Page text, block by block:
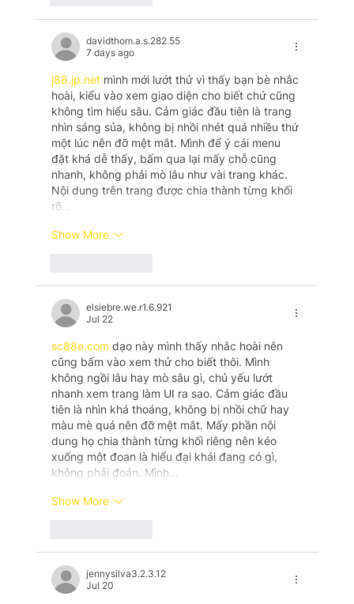
davidthom.a.s.282.55
7 days ago
j88.jp.net mình mới lướt thử vì thấy bạn bè nhắc
hoài, kiểu vào xem giao diện cho biết chứ cũng
không tìm hiểu sâu. Cảm giác đầu tiên là trang
nhìn sáng sủa, không bị nhồi nhét quá nhiều thứ
một lúc nên đỡ mệt mắt. Mình để ý cái menu
đặt khá dễ thấy, bấm qua lại mấy chỗ cũng
nhanh, không phải mò lâu như vài trang khác.
Nội dung trên trang được chia thành từng khối
rõ…
Show More
elsiebre.we.r1.6.921
Jul 22
sc88e.com dạo này mình thấy nhắc hoài nên
cũng bấm vào xem thử cho biết thôi. Mình
không ngồi lâu hay mò sâu gì, chủ yếu lướt
nhanh xem trang làm UI ra sao. Cảm giác đầu
tiên là nhìn khá thoáng, không bị nhồi chữ hay
màu mè quá nên đỡ mệt mắt. Mấy phần nội
dung họ chia thành từng khối riêng nên kéo
xuống một đoạn là hiểu đại khái đang có gì,
không phải đoán. Mình…
Show More
jennysilva3.2.3.12
Jul 20